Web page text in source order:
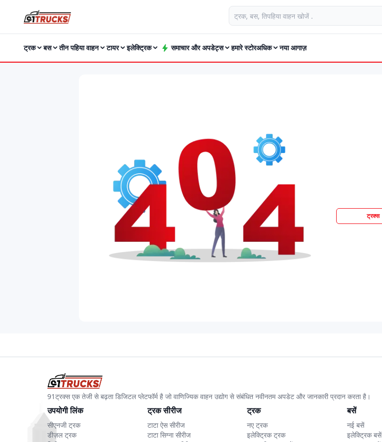
ट्रक बस तीन पहिया वाहन टायर इलेक्ट्रिक समाचार और अपडेट्स हमारे स्टोरअधिक नया आगाज़
ट्रक्स
91ट्रक्स एक तेजी से बढ़ता डिजिटल प्लेटफॉर्म है जो वाणिज्यिक वाहन उद्योग से संबंधित नवीनतम अपडेट और जानकारी प्रदान करता है।
उपयोगी लिंक
सीएनजी ट्रक
डीज़ल ट्रक
ट्रक सीरीज
टाटा ऐस सीरीज
टाटा सिग्ना सीरीज
ट्रक
नए ट्रक
इलेक्ट्रिक ट्रक
बसें
नई बसें
इलेक्ट्रिक बसें